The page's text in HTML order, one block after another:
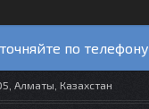
по телефону
Алматы, Казахстан